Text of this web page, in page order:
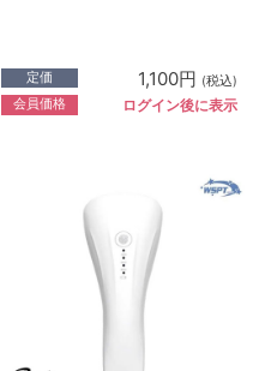
定価 1,100円 (税込)
会員価格 ログイン後に表示